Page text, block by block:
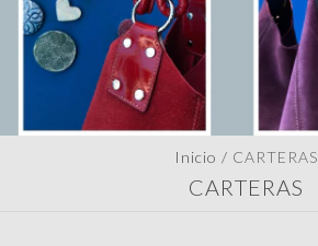
Inicio / CARTERAS
CARTERAS